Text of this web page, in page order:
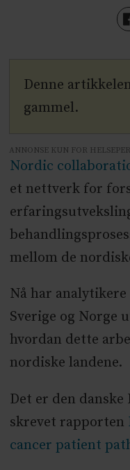
Denne
gammel.
ANNONSE KUN FOR
Nordic
et nettverk for
mellom de
Nå har
Sverige og Norge
hvordan dette
nordiske landene.
Det er den
skrevet rapporten
cancer patient